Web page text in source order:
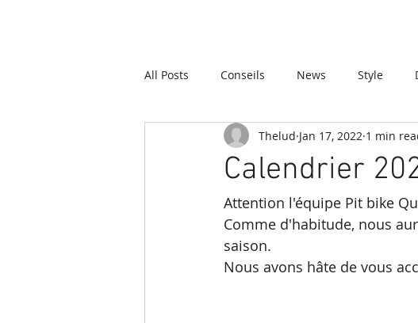
All Posts Conseils News Style
Calendrier
Thelud Jan 17, 2022 1 min
Attention l'équipe Pit bike
Comme d'habitude, nous
saison.
Nous avons hâte de vous